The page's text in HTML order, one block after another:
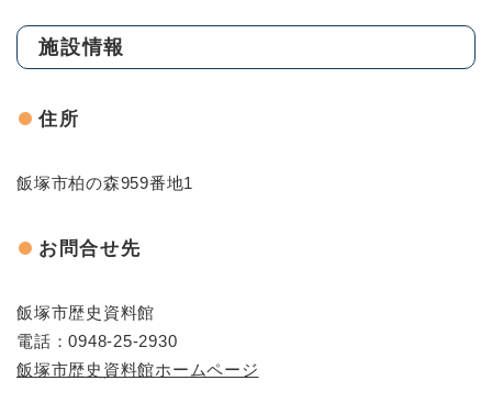
施設情報
住所
飯塚市柏の森959番地1
お問合せ先
飯塚市歴史資料館
電話：0948-25-2930
飯塚市歴史資料館ホームページ